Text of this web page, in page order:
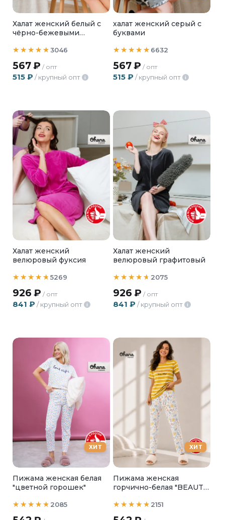
Халат женский белый с
чёрно-бежевыми
3046
567₽ / опт
515 ₽ / крупный опт i
халат женский серый с
буквами
6632
567₽ / опт
515 ₽ / крупный опт i
Халат женский
велюровый фуксия
5269
926 ₽ / опт
841 ₽ / крупный опт i
Халат женский
велюровый графитовый
2075
926 ₽ / опт
841 ₽ / крупный опт i
ХИТ
Пижама женская белая
"цветной горошек"
2085
ХИТ
Пижама женская
горчично-белая "BEAUTY
2151